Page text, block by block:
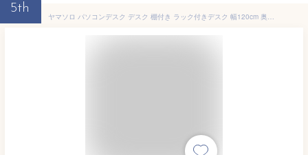
5th
ヤマソロ パソコンデスク デスク 棚付き ラック付きデスク 幅120cm 奥行60cm レトリック Rhetoric 82-704 (アッシュ)